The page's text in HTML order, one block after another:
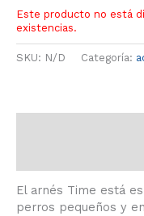
Este producto no está
existencias.
SKU: N/D Categoría:
El arnés Time está
perros pequeños y